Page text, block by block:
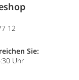
12
Sie:
Uhr